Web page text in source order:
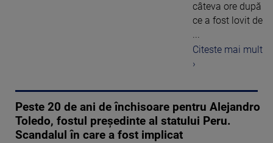
câteva ore după
ce a fost lovit de
...
Citeste mai mult
›
Peste 20 de ani de închisoare pentru Alejandro
Toledo, fostul președinte al statului Peru.
Scandalul în care a fost implicat